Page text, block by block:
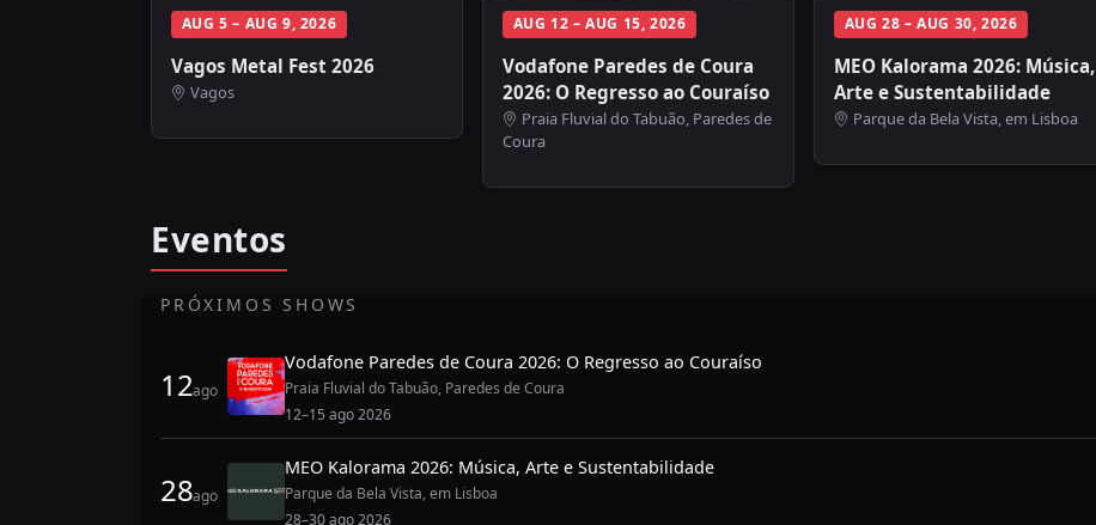
AUG 5 – AUG 9, 2026
Vagos Metal Fest 2026
Vagos
AUG 12 – AUG 15, 2026
Vodafone Paredes de Coura
2026: O Regresso ao Couraíso
Praia Fluvial do Tabuão, Paredes de
Coura
AUG 28 – AUG 30, 2026
MEO Kalorama 2026: Música,
Arte e Sustentabilidade
Parque da Bela Vista, em Lisboa
Eventos
PRÓXIMOS SHOWS
12ago
Vodafone Paredes de Coura 2026: O Regresso ao Couraíso
Praia Fluvial do Tabuão, Paredes de Coura
12–15 ago 2026
28ago
MEO Kalorama 2026: Música, Arte e Sustentabilidade
Parque da Bela Vista, em Lisboa
28–30 ago 2026